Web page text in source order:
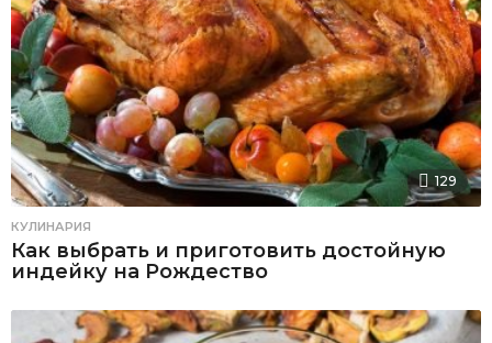
129
КУЛИНАРИЯ
Как выбрать и приготовить достойную
индейку на Рождество